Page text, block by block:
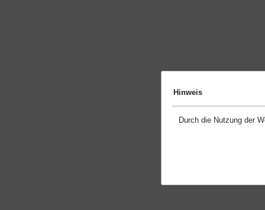
Hinweis
Durch die Nutzung der